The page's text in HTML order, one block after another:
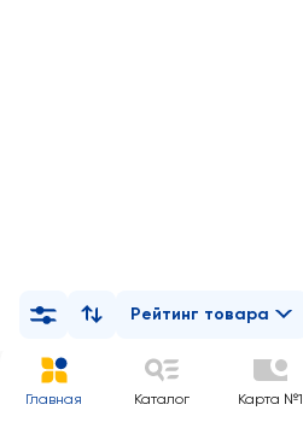
Рейтинг товара
Главная Каталог Карта №1